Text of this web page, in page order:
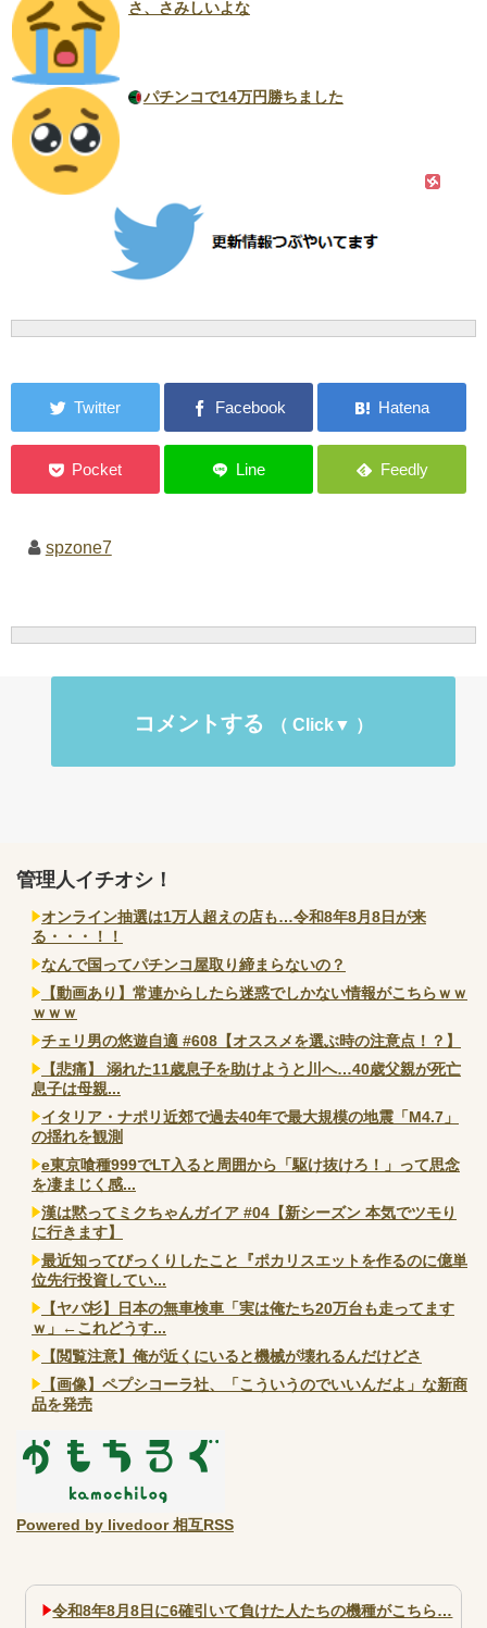
さ、さみしいよな
パチンコで14万円勝ちました
spzone7
コメントする
管理人イチオシ！
オンライン抽選は1万人超えの店も…令和8年8月8日が来
る・・・！！
なんで国ってパチンコ屋取り締まらないの？
【動画あり】常連からしたら迷惑でしかない情報がこちらｗｗ
ｗｗｗ
チェリ男の悠遊自適 #608【オススメを選ぶ時の注意点！？】
【悲痛】 溺れた11歳息子を助けようと川へ…40歳父親が死亡
息子は母親...
イタリア・ナポリ近郊で過去40年で最大規模の地震「M4.7」
の揺れを観測
e東京喰種999でLT入ると周囲から「駆け抜けろ！」って思念
を凄まじく感...
漢は黙ってミクちゃんガイア #04【新シーズン 本気でツモり
に行きます】
最近知ってびっくりしたこと『ポカリスエットを作るのに億単
位先行投資してい...
【ヤバ杉】日本の無車検車「実は俺たち20万台も走ってます
ｗ」←これどうす...
【閲覧注意】俺が近くにいると機械が壊れるんだけどさ
【画像】ペプシコーラ社、「こういうのでいいんだよ」な新商
品を発売
Powered by livedoor 相互RSS
令和8年8月8日に6確引いて負けた人たちの機種がこちら…